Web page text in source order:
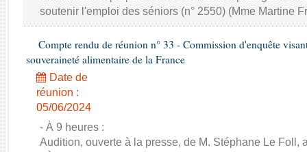
soutenir l'emploi des séniors (n° 2550) (Mme Martine
Compte rendu de réunion n° 33 - Commission d'enquête
souveraineté alimentaire de la France
Date de
réunion :
05/06/2024
- À 9 heures :
Audition, ouverte à la presse, de M. Stéphane Le Foll,